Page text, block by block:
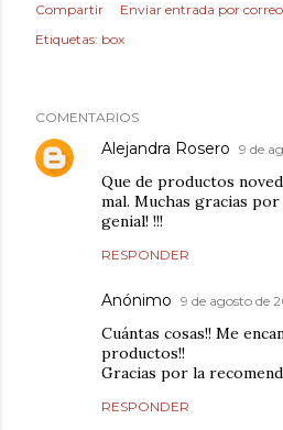
Compartir
Enviar entrada por
Etiquetas: box
COMENTARIOS
Alejandra Rosero 9 de
Que de productos
mal. Muchas gracias
genial! !!!
RESPONDER
Anónimo 9 de agosto de
Cuántas cosas!! Me
productos!!
Gracias por la
RESPONDER